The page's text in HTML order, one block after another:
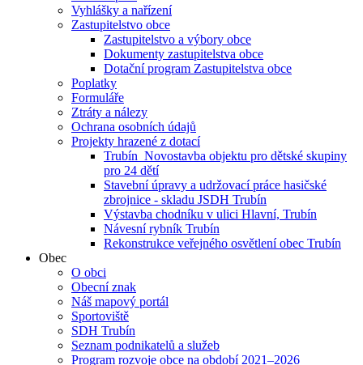
Vyhlášky a nařízení
Zastupitelstvo obce
Zastupitelstvo a výbory obce
Dokumenty zastupitelstva obce
Dotační program Zastupitelstva obce
Poplatky
Formuláře
Ztráty a nálezy
Ochrana osobních údajů
Projekty hrazené z dotací
Trubín_Novostavba objektu pro dětské skupiny
pro 24 dětí
Stavební úpravy a udržovací práce hasičské
zbrojnice - skladu JSDH Trubín
Výstavba chodníku v ulici Hlavní, Trubín
Návesní rybník Trubín
Rekonstrukce veřejného osvětlení obec Trubín
Obec
O obci
Obecní znak
Náš mapový portál
Sportoviště
SDH Trubín
Seznam podnikatelů a služeb
Program rozvoje obce na období 2021–2026